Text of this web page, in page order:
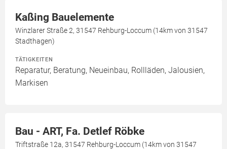
Kaßing Bauelemente
Winzlarer Straße 2, 31547 Rehburg-Loccum (14km von 31547
Stadthagen)
TÄTIGKEITEN
Reparatur, Beratung, Neueinbau, Rollläden, Jalousien,
Markisen
Bau - ART, Fa. Detlef Röbke
Triftstraße 12a, 31547 Rehburg-Loccum (14km von 31547